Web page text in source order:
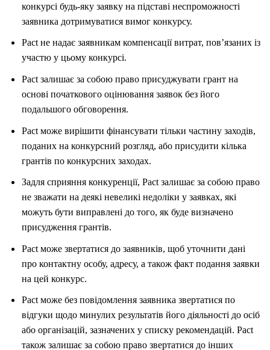
конкурсі будь-яку заявку на підставі неспроможності
заявника дотримуватися вимог конкурсу.
Pact не надає заявникам компенсації витрат, пов’язаних із
участю у цьому конкурсі.
Pact залишає за собою право присуджувати грант на
основі початкового оцінювання заявок без його
подальшого обговорення.
Pact може вирішити фінансувати тільки частину заходів,
поданих на конкурсний розгляд, або присудити кілька
грантів по конкурсних заходах.
Задля сприяння конкуренції, Pact залишає за собою право
не зважати на деякі невеликі недоліки у заявках, які
можуть бути виправлені до того, як буде визначено
присудження грантів.
Pact може звертатися до заявників, щоб уточнити дані
про контактну особу, адресу, а також факт подання заявки
на цей конкурс.
Pact може без повідомлення заявника звертатися по
відгуки щодо минулих результатів його діяльності до осіб
або організацій, зазначених у списку рекомендацій. Pact
також залишає за собою право звертатися до інших